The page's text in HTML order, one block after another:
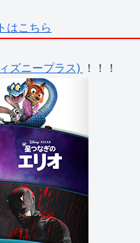
はこちら
ズニープラス) ！！！